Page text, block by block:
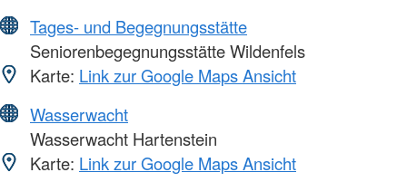
Tages- und Begegnungsstätte
Seniorenbegegnungsstätte Wildenfels
Karte: Link zur Google Maps Ansicht
Wasserwacht
Wasserwacht Hartenstein
Karte: Link zur Google Maps Ansicht